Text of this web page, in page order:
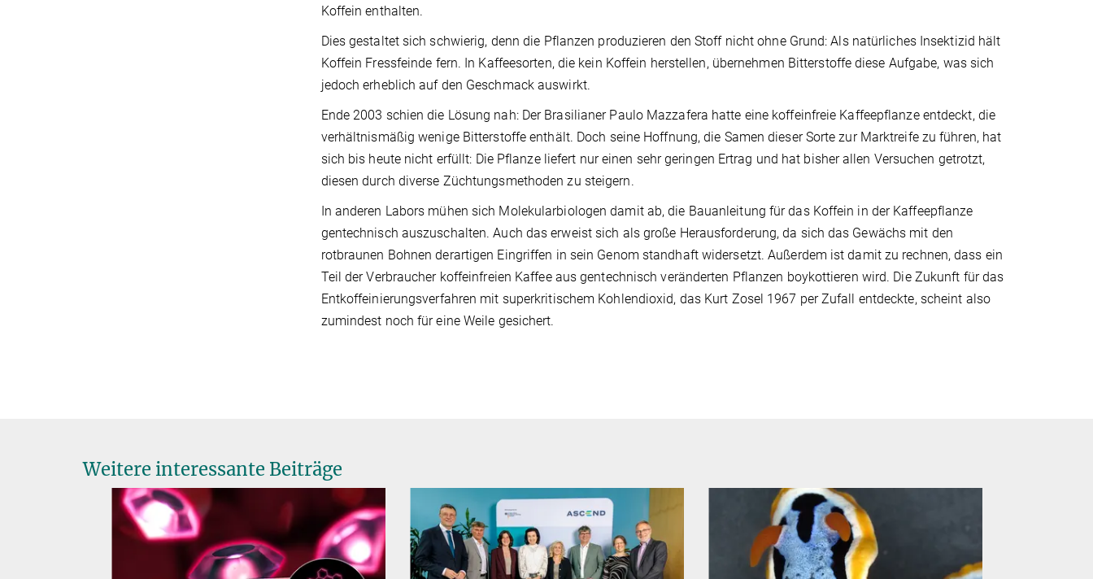
Koffein enthalten.
Dies gestaltet sich schwierig, denn die Pflanzen produzieren den Stoff nicht ohne Grund: Als natürliches Insektizid hält
Koffein Fressfeinde fern. In Kaffeesorten, die kein Koffein herstellen, übernehmen Bitterstoffe diese Aufgabe, was sich
jedoch erheblich auf den Geschmack auswirkt.
Ende 2003 schien die Lösung nah: Der Brasilianer Paulo Mazzafera hatte eine koffeinfreie Kaffeepflanze entdeckt, die
verhältnismäßig wenige Bitterstoffe enthält. Doch seine Hoffnung, die Samen dieser Sorte zur Marktreife zu führen, hat
sich bis heute nicht erfüllt: Die Pflanze liefert nur einen sehr geringen Ertrag und hat bisher allen Versuchen getrotzt,
diesen durch diverse Züchtungsmethoden zu steigern.
In anderen Labors mühen sich Molekularbiologen damit ab, die Bauanleitung für das Koffein in der Kaffeepflanze
gentechnisch auszuschalten. Auch das erweist sich als große Herausforderung, da sich das Gewächs mit den
rotbraunen Bohnen derartigen Eingriffen in sein Genom standhaft widersetzt. Außerdem ist damit zu rechnen, dass ein
Teil der Verbraucher koffeinfreien Kaffee aus gentechnisch veränderten Pflanzen boykottieren wird. Die Zukunft für das
Entkoffeinierungsverfahren mit superkritischem Kohlendioxid, das Kurt Zosel 1967 per Zufall entdeckte, scheint also
zumindest noch für eine Weile gesichert.
Weitere interessante Beiträge